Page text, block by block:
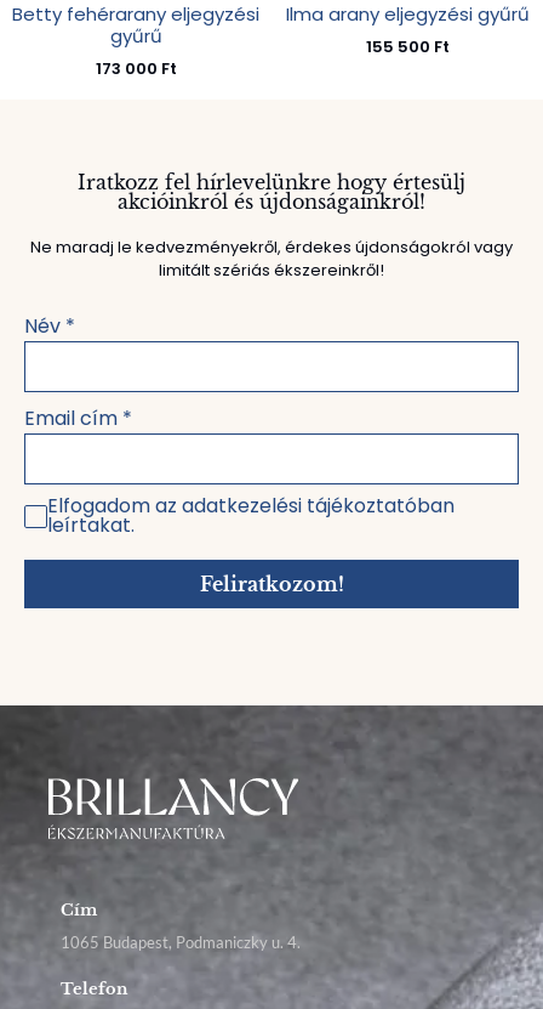
Betty fehérarany eljegyzési
gyűrű
173 000 Ft
Ilma arany eljegyzési gyűrű
155 500 Ft
Iratkozz fel hírlevelünkre hogy értesülj
akcióinkról és újdonságainkról!
Ne maradj le kedvezményekről, érdekes újdonságokról vagy
limitált szériás ékszereinkről!
Név *
Email cím *
Elfogadom az adatkezelési tájékoztatóban
leírtakat.
Feliratkozom!
Cím
1065 Budapest, Podmaniczky u. 4.
Telefon